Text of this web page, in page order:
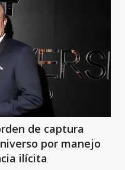
de captura
por manejo
ilícita